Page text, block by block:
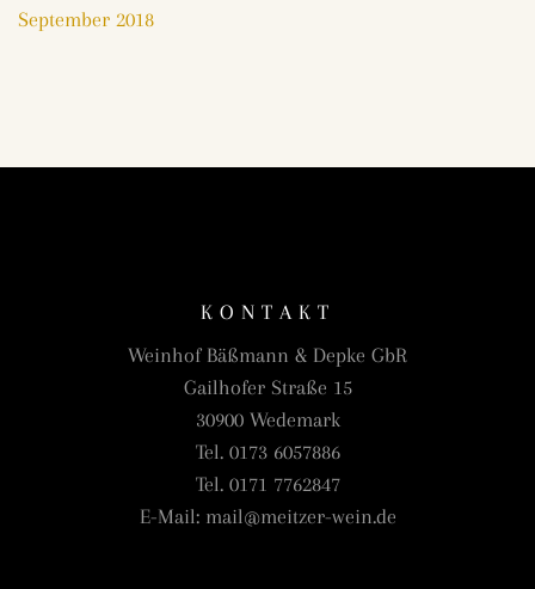
September 2018
KONTAKT
Weinhof Bäßmann & Depke GbR
Gailhofer Straße 15
30900 Wedemark
Tel. 0173 6057886
Tel. 0171 7762847
E-Mail: mail@meitzer-wein.de